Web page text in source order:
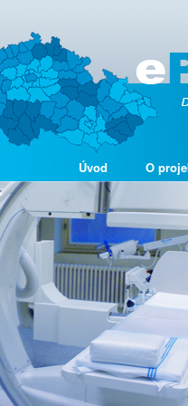
Úvod O